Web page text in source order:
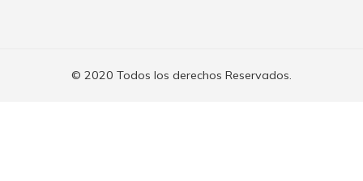
© 2020 Todos los derechos Reservados.